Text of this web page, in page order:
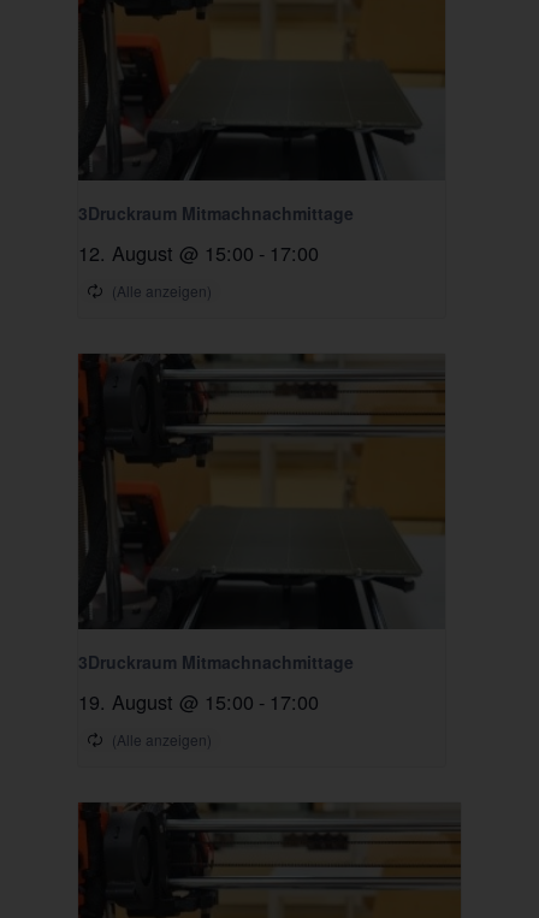
3Druckraum Mitmachnachmittage
12. August @ 15:00 - 17:00
3Druckraum Mitmachnachmittage
19. August @ 15:00 - 17:00